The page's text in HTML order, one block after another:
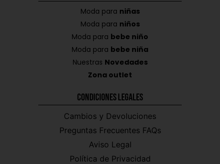
Moda para niñas
Moda para niños
Moda para bebe niño
Moda para bebe niña
Nuestras Novedades
Zona outlet
Condiciones Legales
Cambios y Devoluciones
Preguntas Frecuentes FAQs
Aviso Legal
Política de Privacidad